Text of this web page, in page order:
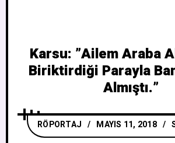
Karsu: ”Ailem Araba
Biriktirdiği Parayla
Almıştı.”
RÖPORTAJ MAYIS 11, 2018